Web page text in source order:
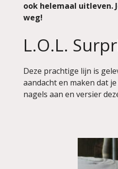
ook helemaal uitleven.
weg!
L.O.L.
Deze prachtige lijn is
aandacht en maken dat
nagels aan en versier